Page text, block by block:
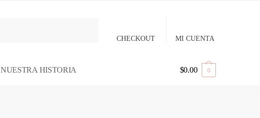
CHECKOUT MI CUENTA
NUESTRA HISTORIA $0.00 0